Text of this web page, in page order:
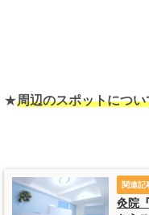
★周辺のスポットにつ
灸院